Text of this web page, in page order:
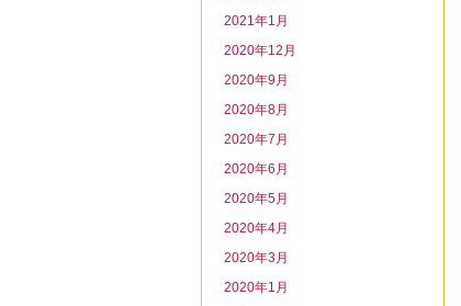
2021年1月
2020年12月
2020年9月
2020年8月
2020年7月
2020年6月
2020年5月
2020年4月
2020年3月
2020年1月